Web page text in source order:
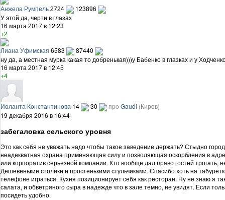
Анжела Румпель2724
123896
У этой да, черти в глазах
16 марта 2017 в 12:23
+2
Лиана Уфимская 6583
87440
ну да, а местная мурка какая то добренькая)))у Бабенко в глазках и у
16 марта 2017 в 12:45
+4
Иоланта Константинова 14 30 про Gaudi (Киров)
19 декабря 2016 в 16:44
забегаловка сельского уровня
Это как себя не уважать надо чтобы такое заведение держать? Стыдно
неадекватная охрана применяющая силу и позволяющая оскорбления в
или корпоратив серьезной компании. Кто вообще дал право гостей трогать,
Дешевенькие столики и простенькими стульчиками. Спасибо хоть на
телефоне играться. Кухня позиционирует себя как ресторан. Ну не знаю я
салата, и обветряного сыра в надежде что в зале темно, не увидят. Если
посидеть удобно.